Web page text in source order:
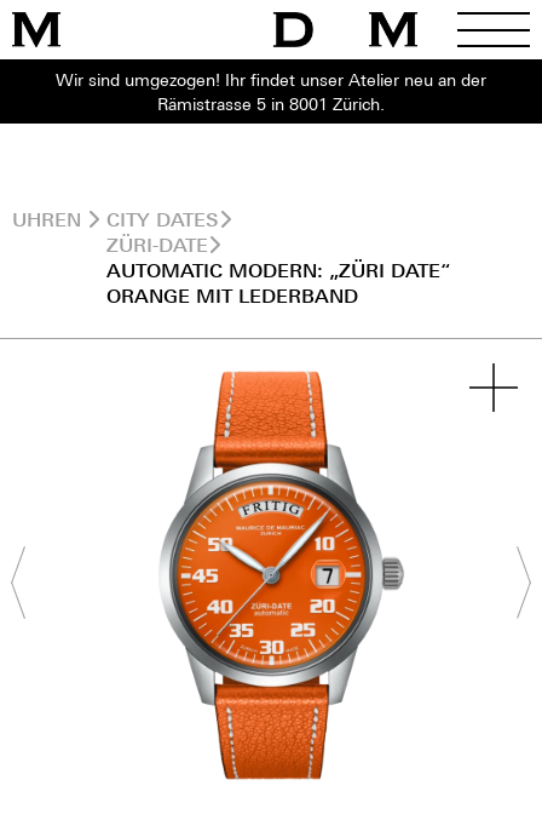
Wir sind umgezogen! Ihr findet unser Atelier neu an der
Rämistrasse 5 in 8001 Zürich.
UHREN
CITY DATES
ZÜRI-DATE
AUTOMATIC MODERN: „ZÜRI DATE“
ORANGE MIT LEDERBAND